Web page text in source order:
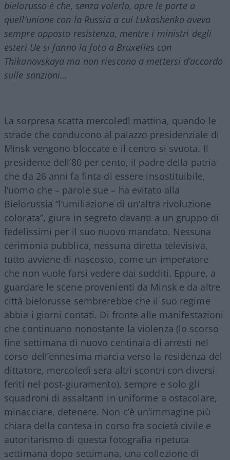
bielorusso è che, senza volerlo, apre le porte a
quell’unione con la Russia a cui Lukashenko aveva
sempre opposto resistenza, mentre i ministri degli
esteri Ue si fanno la foto a Bruxelles con
Thikanovskaya ma non riescono a mettersi d’accordo
sulle sanzioni…
La sorpresa scatta mercoledì mattina, quando le
strade che conducono al palazzo presidenziale di
Minsk vengono bloccate e il centro si svuota. Il
presidente dell’80 per cento, il padre della patria
che da 26 anni fa finta di essere insostituibile,
l’uomo che – parole sue – ha evitato alla
Bielorussia “l’umiliazione di un’altra rivoluzione
colorata”, giura in segreto davanti a un gruppo di
fedelissimi per il suo nuovo mandato. Nessuna
cerimonia pubblica, nessuna diretta televisiva,
tutto avviene di nascosto, come un imperatore
che non vuole farsi vedere dai sudditi. Eppure, a
guardare le scene provenienti da Minsk e da altre
città bielorusse sembrerebbe che il suo regime
abbia i giorni contati. Di fronte alle manifestazioni
che continuano nonostante la violenza (lo scorso
fine settimana di nuovo centinaia di arresti nel
corso dell’ennesima marcia verso la residenza del
dittatore, mercoledì sera altri scontri con diversi
feriti nel post-giuramento), sempre e solo gli
squadroni di assaltanti in uniforme a ostacolare,
minacciare, detenere. Non c’è un’immagine più
chiara della contesa in corso fra società civile e
autoritarismo di questa fotografia ripetuta
settimana dopo settimana, una collezione di